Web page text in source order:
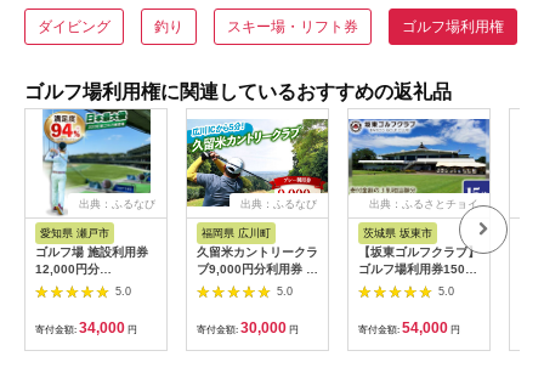
ダイビング 釣り スキー場・リフト券 ゴルフ場利用権
ゴルフ場利用権に関連しているおすすめの返礼品
出典：ふるなび
愛知県 瀬戸市
ゴルフ場 施設利用券
12,000円分
[BBEC002]ゴルフ倶
楽部大樹 瀬戸店
5.0
寄付金額: 34,000 円
出典：ふるなび
福岡県 広川町
久留米カントリークラ
ブ9,000円分利用券 /
ゴルフ[AFAD007]
5.0
寄付金額: 30,000 円
出典：ふるさとチョイ
茨城県 坂東市
【坂東ゴルフクラブ】
ゴルフ場利用券15000
円分（寄付金額の3割
相当額分） ／ ゴルフ
プレー 都心から1時間
利用券 ゴルフ場 チケ
ット 茨城 ゴルフ 予約
5.0
寄付金額: 54,000 円